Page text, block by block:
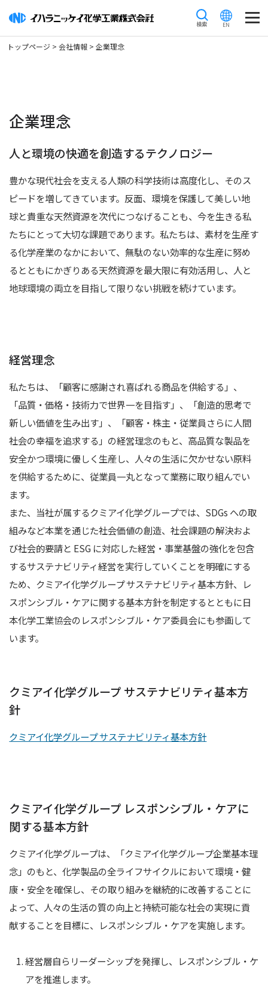
トップページ
企業理念
会社概要
沿革
行動規範
研究開発
技術紹介
製品用途
製品一覧
構造式
コラム
採用情報
社員インタビュー
イハラニッケイで働く魅力
海外ストーリー
募集要項
【中途】①設備及び電気、計装の保守メンテナンス ②プロセス
管理・改善
採用エントリー
サスティナビリティ
このサイトについて
個人情報保護方針
ソーシャルメディアガイドライン
資料請求
トップページ > 会社情報 > 企業理念
企業理念
人と環境の快適を創造するテクノロジー
豊かな現代社会を支える人類の科学技術は高度化し、そのス
ピードを増してきています。反面、環境を保護して美しい地
球と貴重な天然資源を次代につなげることも、今を生きる私
たちにとって大切な課題であります。私たちは、素材を生産す
る化学産業のなかにおいて、無駄のない効率的な生産に努め
るとともにかぎりある天然資源を最大限に有効活用し、人と
地球環境の両立を目指して限りない挑戦を続けています。
経営理念
私たちは、「顧客に感謝され喜ばれる商品を供給する」、
「品質・価格・技術力で世界一を目指す」、「創造的思考で
新しい価値を生み出す」、「顧客・株主・従業員さらに人間
社会の幸福を追求する」の経営理念のもと、高品質な製品を
安全かつ環境に優しく生産し、人々の生活に欠かせない原料
を供給するために、従業員一丸となって業務に取り組んでい
ます。
また、当社が属するクミアイ化学グループでは、SDGs への取
組みなど本業を通じた社会価値の創造、社会課題の解決およ
び社会的要請と ESG に対応した経営・事業基盤の強化を包含
するサステナビリティ経営を実行していくことを明確にする
ため、クミアイ化学グループ サステナビリティ基本方針、レ
スポンシブル・ケアに関する基本方針を制定するとともに日
本化学工業協会のレスポンシブル・ケア委員会にも参画して
います。
クミアイ化学グループ サステナビリティ基本方
針
クミアイ化学グループ サステナビリティ基本方針
クミアイ化学グループ レスポンシブル・ケアに
関する基本方針
クミアイ化学グループは、「クミアイ化学グループ企業基本理
念」のもと、化学製品の全ライフサイクルにおいて環境・健
康・安全を確保し、その取り組みを継続的に改善することに
よって、人々の生活の質の向上と持続可能な社会の実現に貢
献することを目標に、レスポンシブル・ケアを実施します。
経営層自らリーダーシップを発揮し、レスポンシブル・ケ
アを推進します。